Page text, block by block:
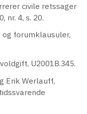
civile retssager
nr. 4, s. 20.
og forumklausuler,
U2001B.345.
Erik Werlauff,